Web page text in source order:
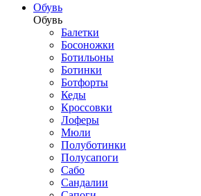
Обувь
Обувь
Балетки
Босоножки
Ботильоны
Ботинки
Ботфорты
Кеды
Кроссовки
Лоферы
Мюли
Полуботинки
Полусапоги
Сабо
Сандалии